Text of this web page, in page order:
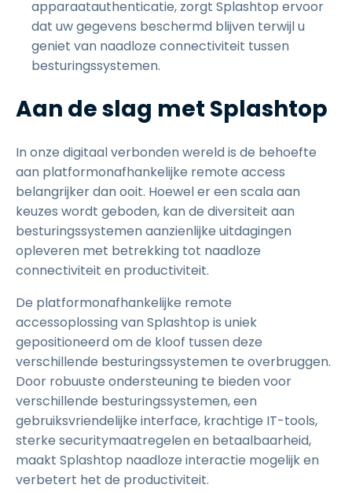
apparaatauthenticatie, zorgt Splashtop ervoor
dat uw gegevens beschermd blijven terwijl u
geniet van naadloze connectiviteit tussen
besturingssystemen.
Aan de slag met Splashtop
In onze digitaal verbonden wereld is de behoefte
aan platformonafhankelijke remote access
belangrijker dan ooit. Hoewel er een scala aan
keuzes wordt geboden, kan de diversiteit aan
besturingssystemen aanzienlijke uitdagingen
opleveren met betrekking tot naadloze
connectiviteit en productiviteit.
De platformonafhankelijke remote
accessoplossing van Splashtop is uniek
gepositioneerd om de kloof tussen deze
verschillende besturingssystemen te overbruggen.
Door robuuste ondersteuning te bieden voor
verschillende besturingssystemen, een
gebruiksvriendelijke interface, krachtige IT-tools,
sterke securitymaatregelen en betaalbaarheid,
maakt Splashtop naadloze interactie mogelijk en
verbetert het de productiviteit.